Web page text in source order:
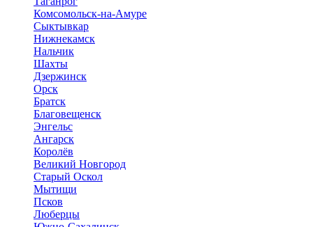
Комсомольск-на-Амуре
Сыктывкар
Нижнекамск
Нальчик
Шахты
Дзержинск
Орск
Братск
Благовещенск
Энгельс
Ангарск
Королёв
Великий Новгород
Старый Оскол
Мытищи
Псков
Люберцы